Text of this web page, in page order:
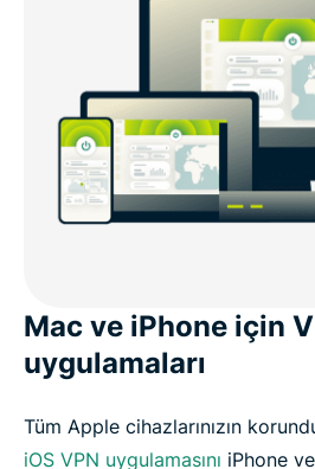
Mac ve iPhone için
uygulamaları
Tüm Apple cihazlarınızın
iOS VPN uygulamasını iPhone